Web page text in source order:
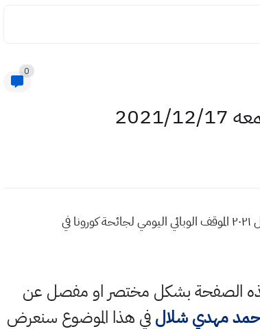
0
17
الموقف الوبائي والتلقيحي اليومي لجائحة كورونا في العراق ليوم الجمعة الموافق ١٧ كانون الاول ٢٠٢١ الموقف الوبائي اليومي لجائحة كورونا في
هذه الصفحة بشكل مختصر او مفصل عن
احمد مهدي شلالفي هذا الموضوع سنعرض